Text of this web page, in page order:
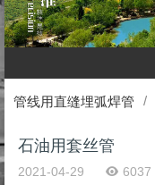
管线用直缝埋弧焊管
石油用套丝管
2021-04-29 6037